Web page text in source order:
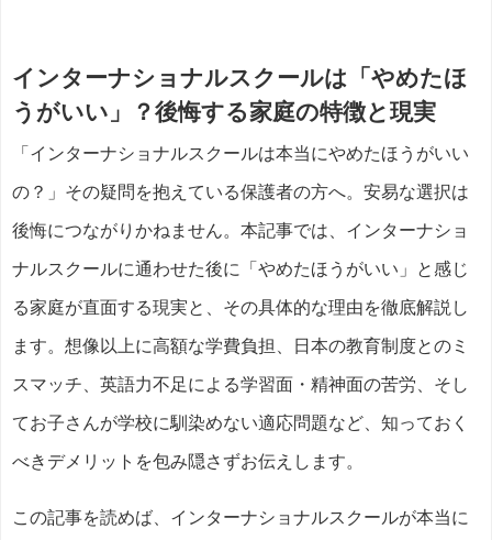
インターナショナルスクールは「やめたほ
うがいい」？後悔する家庭の特徴と現実
「インターナショナルスクールは本当にやめたほうがいい
の？」その疑問を抱えている保護者の方へ。安易な選択は
後悔につながりかねません。本記事では、インターナショ
ナルスクールに通わせた後に「やめたほうがいい」と感じ
る家庭が直面する現実と、その具体的な理由を徹底解説し
ます。想像以上に高額な学費負担、日本の教育制度とのミ
スマッチ、英語力不足による学習面・精神面の苦労、そし
てお子さんが学校に馴染めない適応問題など、知っておく
べきデメリットを包み隠さずお伝えします。
この記事を読めば、インターナショナルスクールが本当に